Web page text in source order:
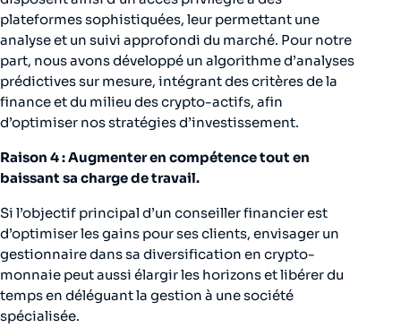
plateformes sophistiquées, leur permettant une
analyse et un suivi approfondi du marché. Pour notre
part, nous avons développé un algorithme d’analyses
prédictives sur mesure, intégrant des critères de la
finance et du milieu des crypto-actifs, afin
d’optimiser nos stratégies d’investissement.
Raison 4 : Augmenter en compétence tout en
baissant sa charge de travail.
Si l’objectif principal d’un conseiller financier est
d’optimiser les gains pour ses clients, envisager un
gestionnaire dans sa diversification en crypto-
monnaie peut aussi élargir les horizons et libérer du
temps en déléguant la gestion à une société
spécialisée.